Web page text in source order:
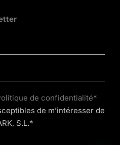
de confidentialité*
de m’intéresser de
S.L.*